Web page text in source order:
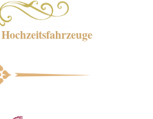
Hochzeitsfahrzeuge